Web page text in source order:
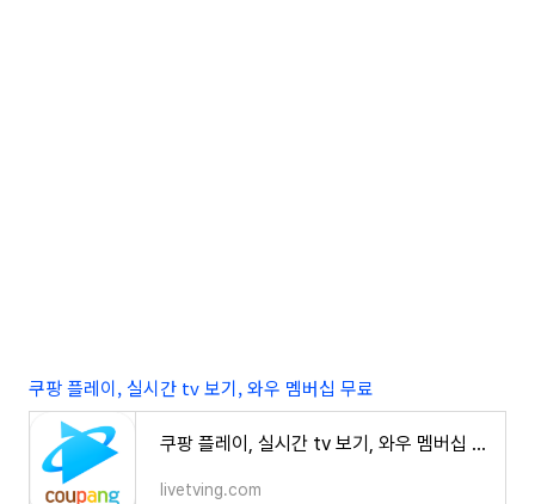
쿠팡 플레이, 실시간 tv 보기, 와우 멤버십 무료
쿠팡 플레이, 실시간 tv 보기, 와우 멤버십 무료
livetving.com